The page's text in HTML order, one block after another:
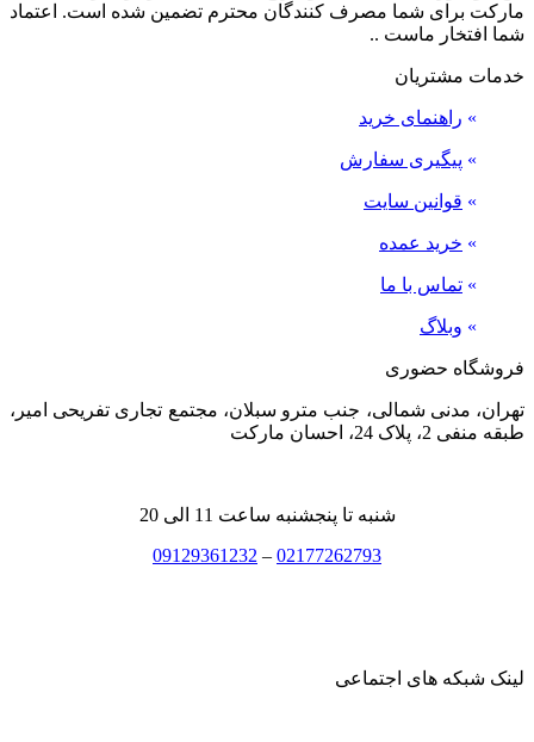
مارکت برای شما مصرف کنندگان محترم تضمین شده است. اعتماد
شما افتخار ماست ..
خدمات مشتریان
» راهنمای خرید
» پیگیری سفارش
» قوانین سایت
» خرید عمده
» تماس با ما
» وبلاگ
فروشگاه حضوری
تهران، مدنی شمالی، جنب مترو سبلان، مجتمع تجاری تفریحی امیر،
طبقه منفی 2، پلاک 24، احسان مارکت
شنبه تا پنجشنبه ساعت 11 الی 20
02177262793
–
09129361232
لینک شبکه های اجتماعی